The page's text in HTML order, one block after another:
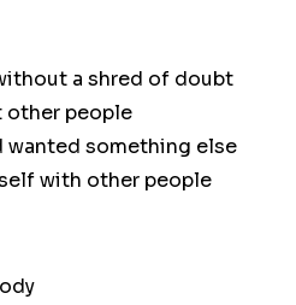
a shred of doubt
other people
wanted something else
with other people